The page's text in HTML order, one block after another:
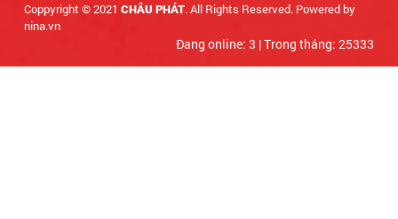
Coppyright © 2021 CHÂU PHÁT. All Rights Reserved. Powered by
nina.vn
Đang online: 3 |Trong tháng: 25333